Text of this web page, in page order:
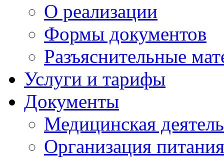
О реализации
Формы документов
Разъяснительные
Услуги и тарифы
Документы
Медицинская
Организация питания